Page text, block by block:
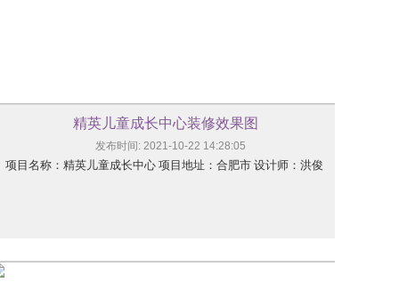
精英儿童成长中心装修效果图
发布时间: 2021-10-22 14:28:05
项目名称：精英儿童成长中心 项目地址：合肥市 设计师：洪俊